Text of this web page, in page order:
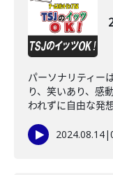
パーソナリティー
り、笑いあり、感
われずに自由な発
2024.08.14|